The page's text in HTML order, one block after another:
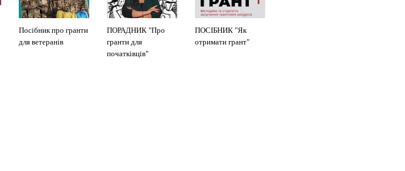
Посібник про гранти
для ветеранів
ПОРАДНИК "Про
гранти для
початківців"
ПОСІБНИК "Як
отримати грант"